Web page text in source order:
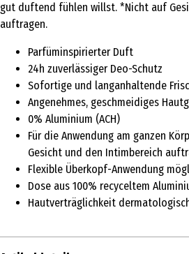
gut duftend fühlen willst. *Nicht auf
auftragen.
Parfüminspirierter Duft
24h zuverlässiger Deo-Schutz
Sofortige und langanhaltende
Angenehmes, geschmeidiges
0% Aluminium (ACH)
Für die Anwendung am ganzen
Gesicht und den Intimbereich
Flexible Überkopf-Anwendung
Dose aus 100% recyceltem
Hautverträglichkeit